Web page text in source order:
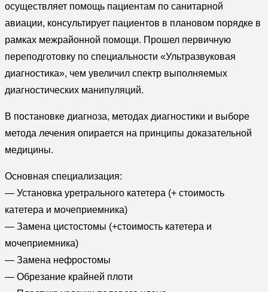
осуществляет помощь пациентам по санитарной
авиации, консультирует пациентов в плановом порядке в
рамках межрайонной помощи. Прошел первичную
переподготовку по специальности «Ультразвуковая
диагностика», чем увеличил спектр выполняемых
диагностических манипуляций.
В постановке диагноза, методах диагностики и выборе
метода лечения опирается на принципы доказательной
медицины.
Основная специализация:
— Установка уретрального катетера (+ стоимость
катетера и мочеприемника)
— Замена цистостомы (+стоимость катетера и
мочеприемника)
— Замена нефростомы
— Обрезание крайней плоти